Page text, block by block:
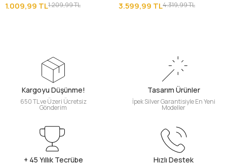
1.009,99 TL1.209,99 TL 3.599,99 TL4.319,99 TL
Kargoyu Düşünme!
650 TL ve Üzeri Ücretsiz
Gönderim
Tasarım Ürünler
İpek Silver Garantisiyle En Yeni
Modeller
+ 45 Yıllık Tecrübe Hızlı Destek